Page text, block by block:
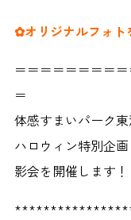
✿オリジナルフォ
＝＝＝＝＝＝＝＝
＝
体感すまいパーク東
ハロウィン特別企
影会を開催します！